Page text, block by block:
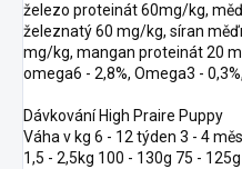
železo proteinát 60mg/kg,
železnatý 60 mg/kg, síran
mg/kg, mangan proteinát 20
omega6 - 2,8%, Omega3 -
Dávkování High Praire Puppy
Váha v kg 6 - 12 týden 3 - 4
1,5 - 2,5kg 100 - 130g 75 -